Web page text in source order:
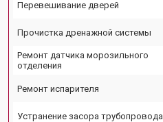
Перевешивание дверей
Прочистка дренажной системы
Ремонт датчика морозильного
отделения
Ремонт испарителя
Устранение засора трубопровода